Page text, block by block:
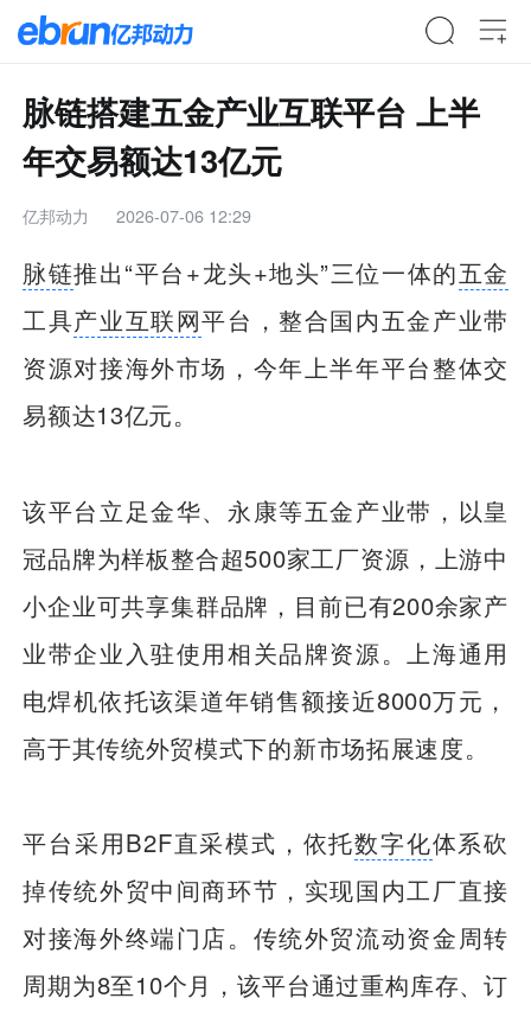
脉链搭建五金产业互联平台 上半
年交易额达13亿元
亿邦动力 2026-07-06 12:29
脉链推出“平台+龙头+地头”三位一体的五金
工具产业互联网平台，整合国内五金产业带
资源对接海外市场，今年上半年平台整体交
易额达13亿元。
该平台立足金华、永康等五金产业带，以皇
冠品牌为样板整合超500家工厂资源，上游中
小企业可共享集群品牌，目前已有200余家产
业带企业入驻使用相关品牌资源。上海通用
电焊机依托该渠道年销售额接近8000万元，
高于其传统外贸模式下的新市场拓展速度。
平台采用B2F直采模式，依托数字化体系砍
掉传统外贸中间商环节，实现国内工厂直接
对接海外终端门店。传统外贸流动资金周转
周期为8至10个月，该平台通过重构库存、订